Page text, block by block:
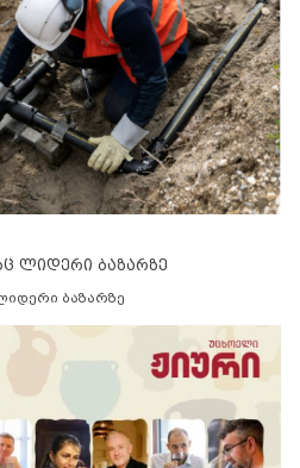
ლიდერი ბაზარზე
ბაზარზე